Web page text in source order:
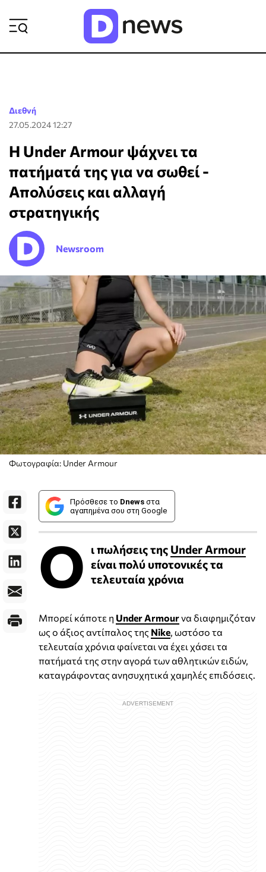
Διεθνή
27.05.2024 12:27
Η Under Armour ψάχνει τα
πατήματά της για να σωθεί -
Απολύσεις και αλλαγή
στρατηγικής
Newsroom
Φωτογραφία: Under Armour
Πρόσθεσε το Dnews στα
αγαπημένα σου στη Google
Ο ι πωλήσεις της Under Armour
είναι πολύ υποτονικές τα
τελευταία χρόνια
Μπορεί κάποτε η Under Armourνα διαφημιζόταν
ως ο άξιος αντίπαλος της Nike, ωστόσο τα
τελευταία χρόνια φαίνεται να έχει χάσει τα
πατήματά της στην αγορά των αθλητικών ειδών,
καταγράφοντας ανησυχητικά χαμηλές επιδόσεις.